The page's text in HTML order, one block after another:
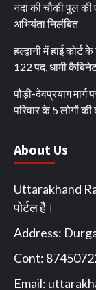
नंदा की चौकी पुल की
अभियंता निलंबित
हल्द्वानी में हाई कोर्ट
122 पद, धामी
पौड़ी-देवप्रयाग मार्ग
परिवार के 5 लोगों की
About Us
Uttarakhand
पोर्टल है।
Address:
Cont:
Email: